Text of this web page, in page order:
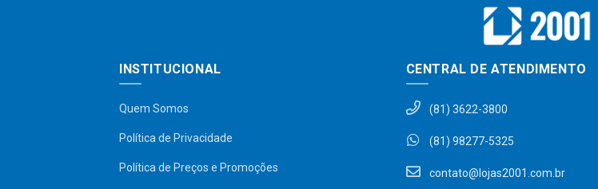
INSTITUCIONAL
Quem Somos
Política de Privacidade
Política de Preços e Promoções
CENTRAL DE ATENDIMENTO
(81) 3622-3800
(81) 98277-5325
contato@lojas2001.com.br